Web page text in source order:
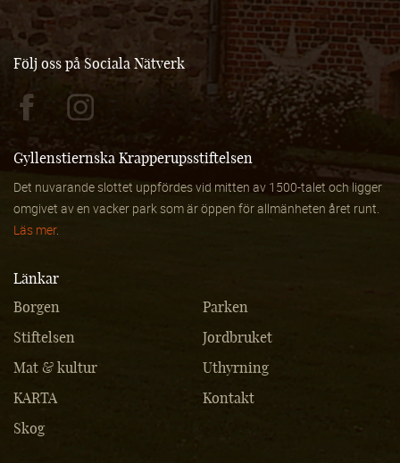
Följ oss på Sociala Nätverk
Gyllenstiernska Krapperupsstiftelsen
Det nuvarande slottet uppfördes vid mitten av 1500-talet och ligger
omgivet av en vacker park som är öppen för allmänheten året runt.
Läs mer.
Länkar
Borgen
Parken
Stiftelsen Jordbruket
Mat & kultur Uthyrning
KARTA Kontakt
Skog